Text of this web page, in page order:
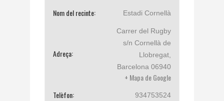
Nom del recinte: Estadi Cornellà
Adreça:
Carrer del Rugby
s/n Cornellà de
Llobregat
Barcelona 06940
+ Mapa de Google
Telèfon:
934753524